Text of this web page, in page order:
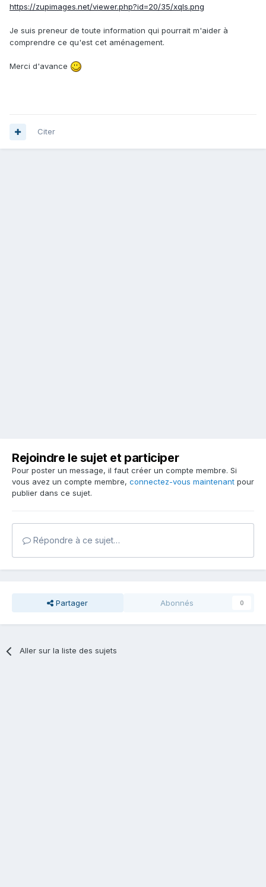
https://zupimages.net/viewer.php?id=20/35/xqls.png
Je suis preneur de toute information qui pourrait m'aider à
comprendre ce qu'est cet aménagement.
Merci d'avance
Citer
Rejoindre le sujet et participer
Pour poster un message, il faut créer un compte membre. Si
vous avez un compte membre, connectez-vous maintenant pour
publier dans ce sujet.
Répondre à ce sujet…
Partager Abonnés 0
Aller sur la liste des sujets